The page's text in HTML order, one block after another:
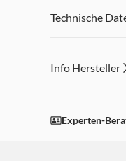
(männlich/
Technische
Info Hersteller
Experten-